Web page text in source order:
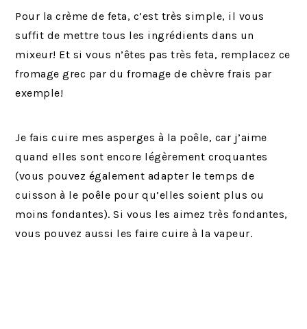
Pour la crème de feta, c’est très simple, il vous
suffit de mettre tous les ingrédients dans un
mixeur! Et si vous n’êtes pas très feta, remplacez ce
fromage grec par du fromage de chèvre frais par
exemple!
Je fais cuire mes asperges à la poêle, car j’aime
quand elles sont encore légèrement croquantes
(vous pouvez également adapter le temps de
cuisson à le poêle pour qu’elles soient plus ou
moins fondantes). Si vous les aimez très fondantes,
vous pouvez aussi les faire cuire à la vapeur.